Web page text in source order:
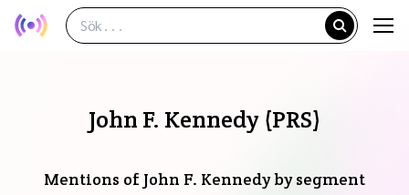
John F. Kennedy (PRS)
Mentions of John F. Kennedy by segment